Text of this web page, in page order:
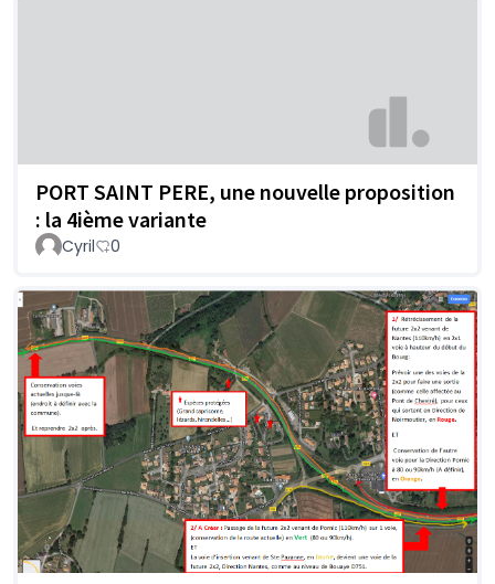
PORT SAINT PERE, une nouvelle proposition
: la 4ième variante
Cyril 0